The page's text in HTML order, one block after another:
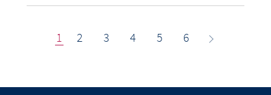
1 2 3 4 5 6